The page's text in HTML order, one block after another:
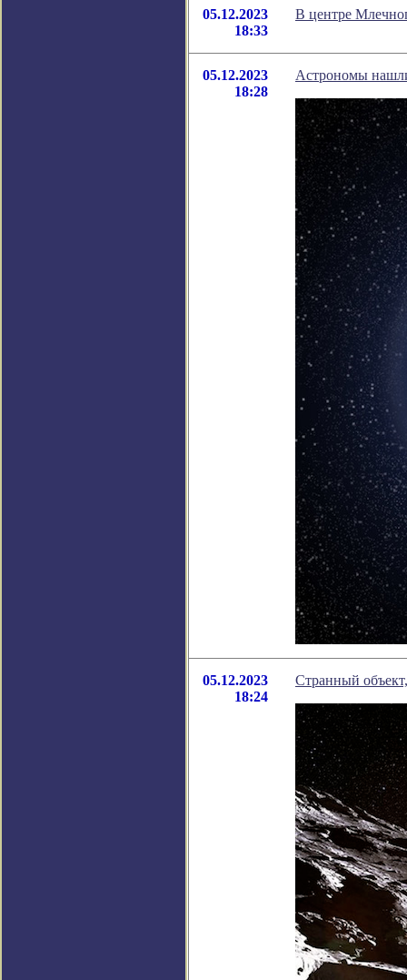
05.12.2023
18:33
В центре
05.12.2023
18:28
Астрономы
05.12.2023
18:24
Странный